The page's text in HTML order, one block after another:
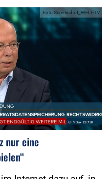
Foto:Screenshot_WELT-TV
nur eine